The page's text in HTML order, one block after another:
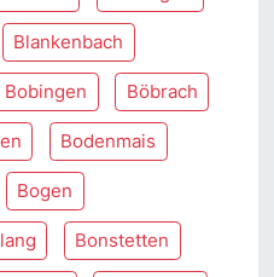
Blankenbach
Bobingen Böbrach
Bodenmais
Bogen
Bonstetten